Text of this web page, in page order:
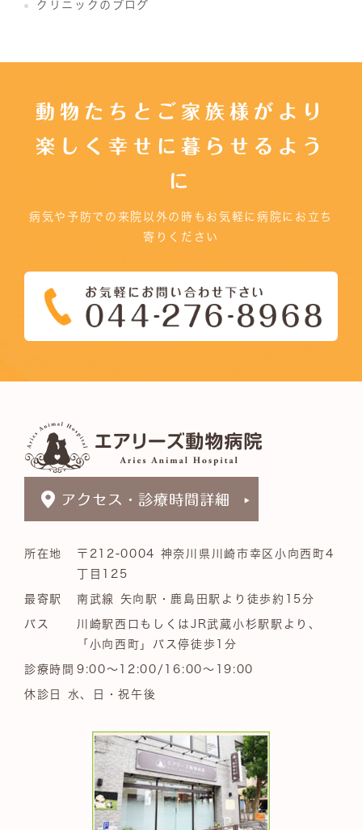
クリニックのブログ
動物たちとご家族様がより
楽しく幸せに暮らせるよう
に
病気や予防での来院以外の時もお気軽に病院にお立ち
寄りください
所在地
〒212-0004 神奈川県川崎市幸区小向西町4
丁目125
最寄駅 南武線 矢向駅・鹿島田駅より徒歩約15分
バス
川崎駅西口もしくはJR武蔵小杉駅駅より、
「小向西町」バス停徒歩1分
診療時間 9:00～12:00/16:00～19:00
休診日 水、日・祝午後